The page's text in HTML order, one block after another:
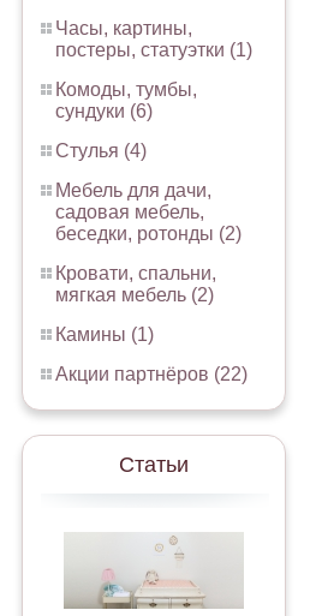
Часы, картины,
постеры, статуэтки (1)
Комоды, тумбы,
сундуки (6)
Стулья (4)
Мебель для дачи,
садовая мебель,
беседки, ротонды (2)
Кровати, спальни,
мягкая мебель (2)
Камины (1)
Акции партнёров (22)
Статьи